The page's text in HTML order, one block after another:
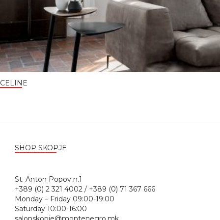
CELINE
SHOP SKOPJE
St. Anton Popov n.1
+389 (0) 2 321 4002 / +389 (0) 71 367 666
Monday – Friday 09:00-19:00
Saturday 10:00-16:00